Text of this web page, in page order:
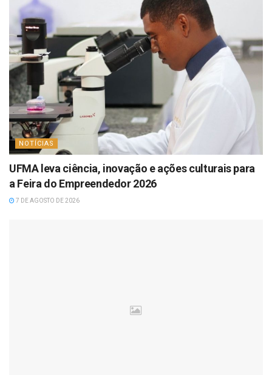
NOTÍCIAS
UFMA leva ciência, inovação e ações culturais para
a Feira do Empreendedor 2026
7 DE AGOSTO DE 2026